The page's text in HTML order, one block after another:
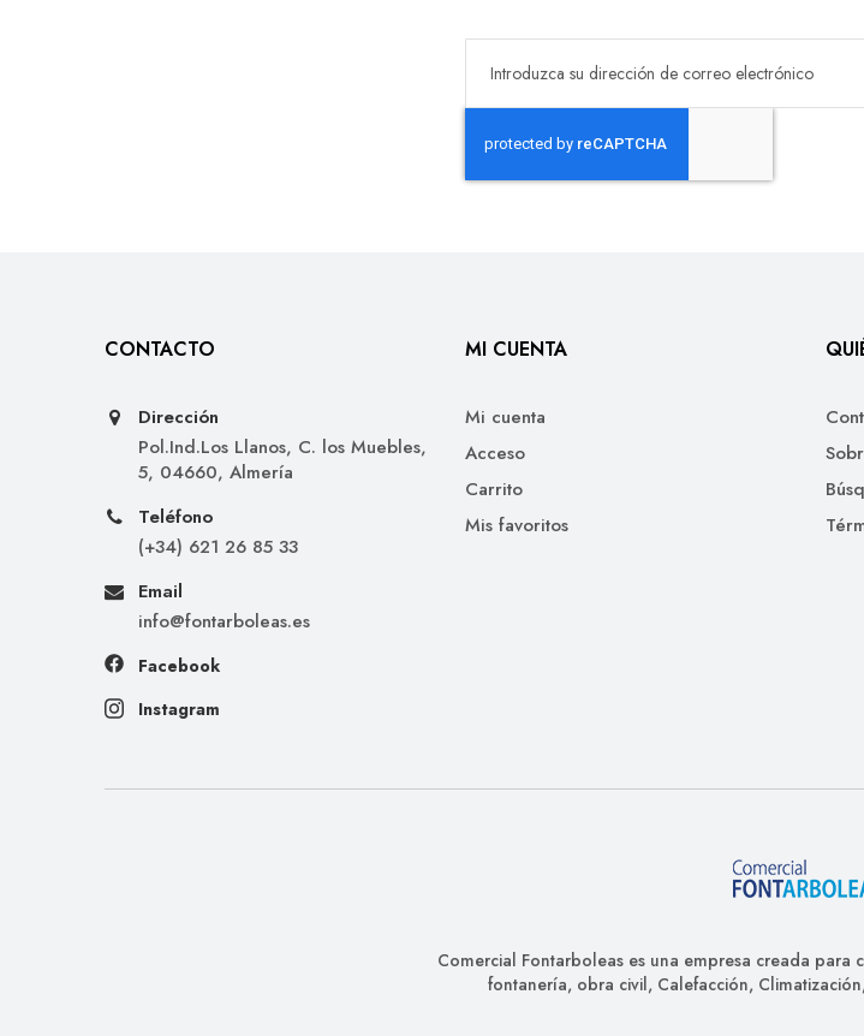
CONTACTO
Dirección
Pol.Ind.Los Llanos, C. los Muebles,
5, 04660, Almería
Teléfono
(+34) 621 26 85 33
Email
info@fontarboleas.es
Facebook
Instagram
MI CUENTA
Mi cuenta
Acceso
Carrito
Mis favoritos
Comercial Fontarboleas es una empresa creada para
fontanería, obra civil, Calefacción,